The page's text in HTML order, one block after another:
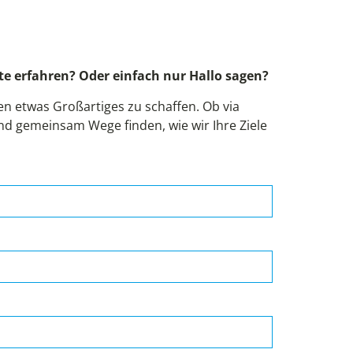
erfahren? Oder einfach nur Hallo sagen?
etwas Großartiges zu schaffen. Ob via
gemeinsam Wege finden, wie wir Ihre Ziele